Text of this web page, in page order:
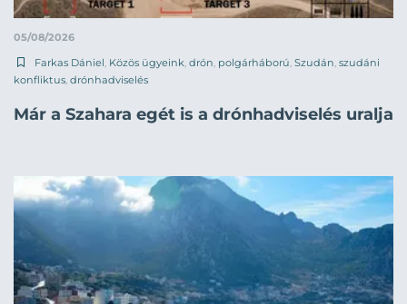
05/08/2026
Farkas Dániel Közös ügyeink drón polgárháború Szudán szudáni
konfliktus drónhadviselés
Már a Szahara egét is a drónhadviselés uralja